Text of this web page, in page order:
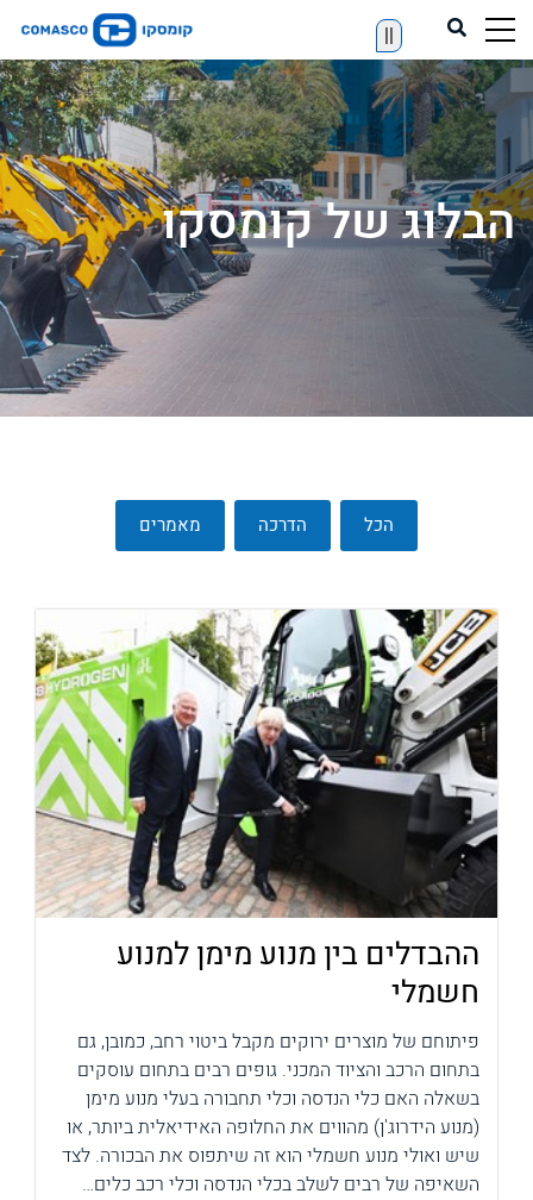
||
הבלוג של קומסקו
הכל הדרכה מאמרים
ההבדלים בין מנוע מימן למנוע
חשמלי
פיתוחם של מוצרים ירוקים מקבל ביטוי רחב, כמובן, גם
בתחום הרכב והציוד המכני. גופים רבים בתחום עוסקים
בשאלה האם כלי הנדסה וכלי תחבורה בעלי מנוע מימן
(מנוע הידרוג'ן) מהווים את החלופה האידיאלית ביותר, או
שיש ואולי מנוע חשמלי הוא זה שיתפוס את הבכורה. לצד
השאיפה של רבים לשלב בכלי הנדסה וכלי רכב כלים…